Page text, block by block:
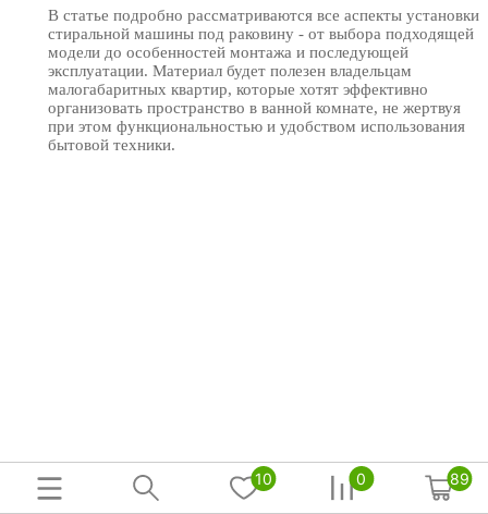
В статье подробно рассматриваются все аспекты установки
стиральной машины под раковину - от выбора подходящей
модели до особенностей монтажа и последующей
эксплуатации. Материал будет полезен владельцам
малогабаритных квартир, которые хотят эффективно
организовать пространство в ванной комнате, не жертвуя
при этом функциональностью и удобством использования
бытовой техники.
10 0 89